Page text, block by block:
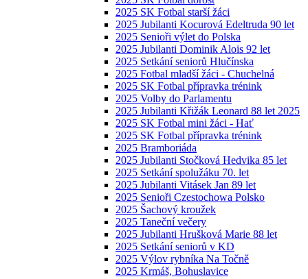
2025 SK Fotbal starší žáci
2025 Jubilanti Kocurová Edeltruda 90 let
2025 Senioři výlet do Polska
2025 Jubilanti Dominik Alois 92 let
2025 Setkání seniorů Hlučínska
2025 Fotbal mladší žáci - Chuchelná
2025 SK Fotbal přípravka trénink
2025 Volby do Parlamentu
2025 Jubilanti Křižák Leonard 88 let 2025
2025 SK Fotbal mini žáci - Hať
2025 SK Fotbal přípravka trénink
2025 Bramboriáda
2025 Jubilanti Stočková Hedvika 85 let
2025 Setkání spolužáku 70. let
2025 Jubilanti Vitásek Jan 89 let
2025 Senioři Czestochowa Polsko
2025 Šachový kroužek
2025 Taneční večery
2025 Jubilanti Hrušková Marie 88 let
2025 Setkání seniorů v KD
2025 Výlov rybníka Na Točně
2025 Krmáš, Bohuslavice